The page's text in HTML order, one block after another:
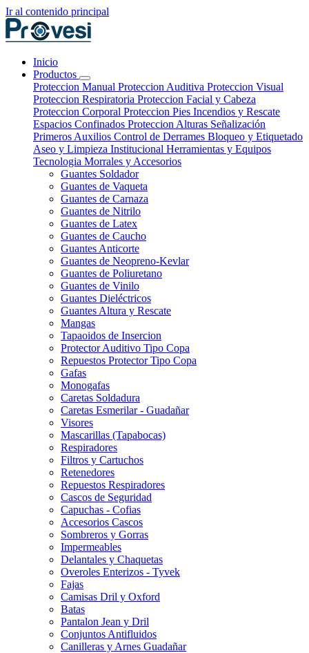
Ir al contenido principal
Inicio
Productos
Proteccion Manual Proteccion Auditiva Proteccion Visual
Proteccion Respiratoria Proteccion Facial y Cabeza
Proteccion Corporal Proteccion Pies Incendios y Rescate
Espacios Confinados Proteccion Alturas Señalización
Primeros Auxilios Control de Derrames Bloqueo y Etiquetado
Aseo y Limpieza Institucional Herramientas y Equipos
Tecnologia Morrales y Accesorios
Guantes Soldador
Guantes de Vaqueta
Guantes de Carnaza
Guantes de Nitrilo
Guantes de Latex
Guantes de Caucho
Guantes Anticorte
Guantes de Neopreno-Kevlar
Guantes de Poliuretano
Guantes de Vinilo
Guantes Dieléctricos
Guantes Altura y Rescate
Mangas
Tapaoidos de Insercion
Protector Auditivo Tipo Copa
Repuestos Protector Tipo Copa
Gafas
Monogafas
Caretas Soldadura
Caretas Esmerilar - Guadañar
Visores
Mascarillas (Tapabocas)
Respiradores
Filtros y Cartuchos
Retenedores
Repuestos Respiradores
Cascos de Seguridad
Capuchas - Cofias
Accesorios Cascos
Sombreros y Gorras
Impermeables
Delantales y Chaquetas
Overoles Enterizos - Tyvek
Fajas
Camisas Dril y Oxford
Batas
Pantalon Jean y Dril
Conjuntos Antifluidos
Canilleras y Arnes Guadañar